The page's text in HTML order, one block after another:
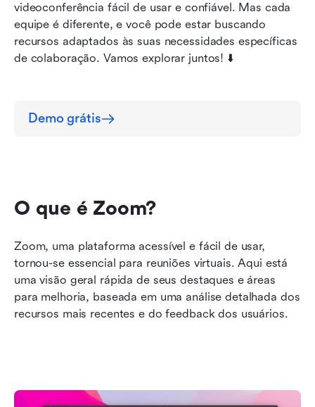
videoconferência fácil de usar e confiável. Mas cada
equipe é diferente, e você pode estar buscando
recursos adaptados às suas necessidades específicas
de colaboração. Vamos explorar juntos! ⬇️
Demo grátis
O que é Zoom?
Zoom, uma plataforma acessível e fácil de usar,
tornou-se essencial para reuniões virtuais. Aqui está
uma visão geral rápida de seus destaques e áreas
para melhoria, baseada em uma análise detalhada dos
recursos mais recentes e do feedback dos usuários.
6. Zoho Meeting para reuniões orientadas por
7. GoToMeeting para chamadas seguras de nível